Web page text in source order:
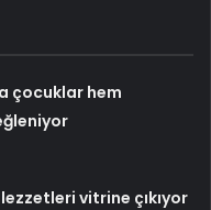
çocuklar hem
vitrine çıkıyor